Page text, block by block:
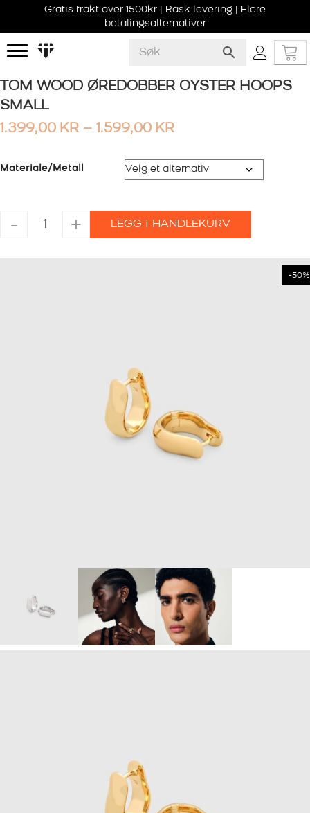
Gratis frakt over 1500kr | Rask levering | Flere
betalingsalternativer
TOM WOOD ØREDOBBER OYSTER HOOPS
SMALL
1.399,00 KR – 1.599,00 KRPRISOMRÅDE:
TIL
Materiale/Metall
-
TOM
WOOD
+ LEGG I HANDLEKURV
-50%